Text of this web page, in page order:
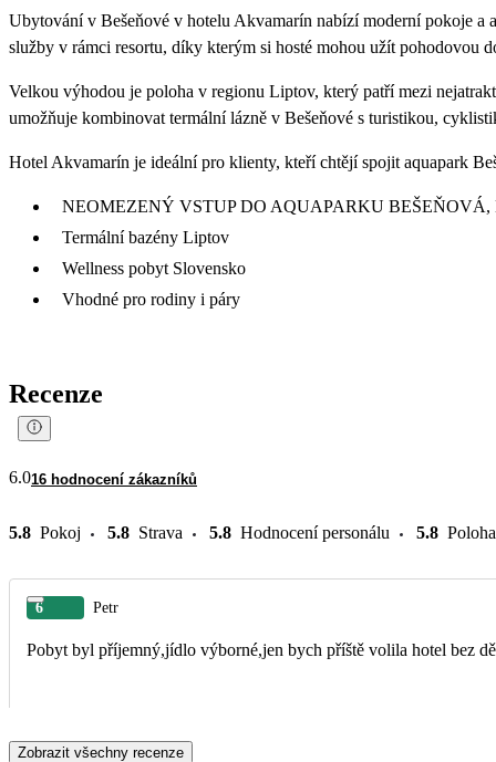
Ubytování v Bešeňové v hotelu Akvamarín nabízí moderní pokoje a
služby v rámci resortu, díky kterým si hosté mohou užít pohodovou
Velkou výhodou je poloha v regionu Liptov, který patří mezi
umožňuje kombinovat termální lázně v Bešeňové s turistikou,
Hotel Akvamarín je ideální pro klienty, kteří chtějí spojit aquapark
NEOMEZENÝ VSTUP DO AQUAPARKU
Termální bazény Liptov
Wellness pobyt Slovensko
Vhodné pro rodiny i páry
Recenze
6.016 hodnocení zákazníků
5.8 Pokoj 5.8 Strava 5.8 Hodnocení personálu 5.8 Poloha
6 Petr
Pobyt byl příjemný,jídlo výborné,jen bych příště volila hotel bez
Zobrazit všechny recenze